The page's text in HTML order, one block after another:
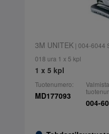
3M UNITEK| 004-6044
018 ura 1 x 5 kpl
1 x 5 kpl
Tuotenumero:
MD177093
004-